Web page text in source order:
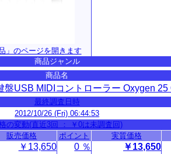
」のページを開きます
商品ジャンル
商品名
盤USB MIDIコントローラー Oxygen
最終調査日時
2012/10/26 (Fri) 06:44:53
の変動(直近3回 ： ￥0は未調査回)
販売価格 ポイント 実質価格
￥13,650 0 ％ ￥13,650